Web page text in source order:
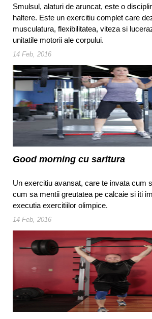
Smulsul, alaturi de aruncat, este o
haltere. Este un exercitiu complet care
musculatura, flexibilitatea, viteza si
unitatile motorii ale corpului.
14 Feb, 2016
Good morning cu saritura
Un exercitiu avansat, care te invata cum
cum sa mentii greutatea pe calcaie si iti
executia exercitiilor olimpice.
14 Feb, 2016